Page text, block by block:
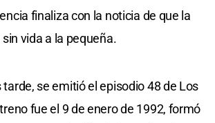
finaliza con la noticia de que la
vida a la pequeña.
se emitió el episodio 48 de Los
fue el 9 de enero de 1992, formó